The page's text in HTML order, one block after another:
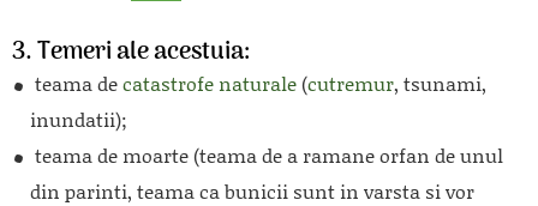
3. Temeri ale acestuia:
teama decatastrofe naturale(cutremur, tsunami,
inundatii);
teama de moarte (teama de a ramane orfan de unul
din parinti, teama ca bunicii sunt in varsta si vor